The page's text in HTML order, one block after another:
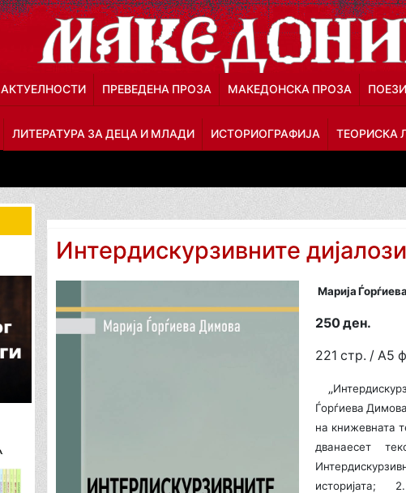
АКТУЕЛНОСТИ ПРЕВЕДЕНА ПРОЗА МАКЕДОНСКА ПРОЗА
ЛИТЕРАТУРА ЗА ДЕЦА И МЛАДИ ИСТОРИОГРАФИЈА ТЕОРИСКА
Интердискурзивните
Марија
250 ден.
221 стр. / A5
„
Ѓорѓиева
на книжевната
дванаесет
историјата;